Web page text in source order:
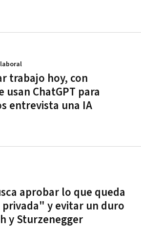
trabajo hoy, con
usan ChatGPT para
entrevista una IA
aprobar lo que queda
y evitar un duro
y Sturzenegger